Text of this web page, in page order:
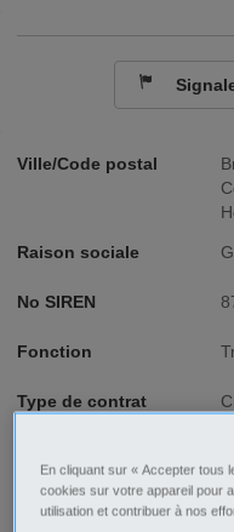
Ville/Code postal
Raison sociale
No SIREN
Fonction
Type de contrat
Description
En cliquant sur « Accepter tous
cookies sur votre appareil pour
utilisation et contribuer à nos